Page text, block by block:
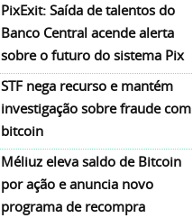
PixExit: Saída de talentos do
Banco Central acende alerta
sobre o futuro do sistema Pix
STF nega recurso e mantém
investigação sobre fraude com
bitcoin
Méliuz eleva saldo de Bitcoin
por ação e anuncia novo
programa de recompra